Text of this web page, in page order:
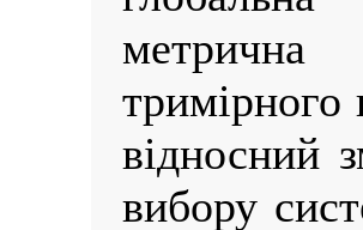
тримірного
відносний
вибору